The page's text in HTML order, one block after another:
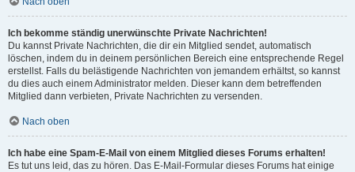
Ich bekomme ständig unerwünschte Private Nachrichten!
Du kannst Private Nachrichten, die dir ein Mitglied sendet, automatisch
löschen, indem du in deinem persönlichen Bereich eine entsprechende Regel
erstellst. Falls du belästigende Nachrichten von jemandem erhältst, so kannst
du dies auch einem Administrator melden. Dieser kann dem betreffenden
Mitglied dann verbieten, Private Nachrichten zu versenden.
Nach oben
Ich habe eine Spam-E-Mail von einem Mitglied dieses Forums erhalten!
Es tut uns leid, das zu hören. Das E-Mail-Formular dieses Forums hat einige